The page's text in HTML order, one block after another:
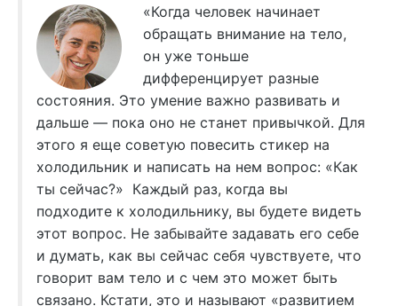
«Когда человек начинает
обращать внимание на тело,
он уже тоньше
дифференцирует разные
состояния. Это умение важно развивать и
дальше — пока оно не станет привычкой. Для
этого я еще советую повесить стикер на
холодильник и написать на нем вопрос: «Как
ты сейчас?» Каждый раз, когда вы
подходите к холодильнику, вы будете видеть
этот вопрос. Не забывайте задавать его себе
и думать, как вы сейчас себя чувствуете, что
говорит вам тело и с чем это может быть
связано. Кстати, это и называют «развитием